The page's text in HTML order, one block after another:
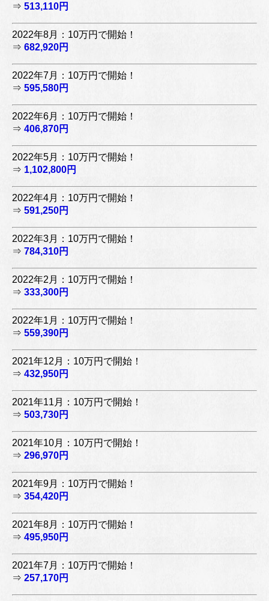
⇒ 513,110円
2022年8月：10万円で開始！
⇒ 682,920円
2022年7月：10万円で開始！
⇒ 595,580円
2022年6月：10万円で開始！
⇒ 406,870円
2022年5月：10万円で開始！
⇒ 1,102,800円
2022年4月：10万円で開始！
⇒ 591,250円
2022年3月：10万円で開始！
⇒ 784,310円
2022年2月：10万円で開始！
⇒ 333,300円
2022年1月：10万円で開始！
⇒ 559,390円
2021年12月：10万円で開始！
⇒ 432,950円
2021年11月：10万円で開始！
⇒ 503,730円
2021年10月：10万円で開始！
⇒ 296,970円
2021年9月：10万円で開始！
⇒ 354,420円
2021年8月：10万円で開始！
⇒ 495,950円
2021年7月：10万円で開始！
⇒ 257,170円